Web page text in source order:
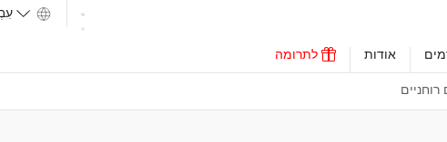
רוחניים
אודות לתרומה